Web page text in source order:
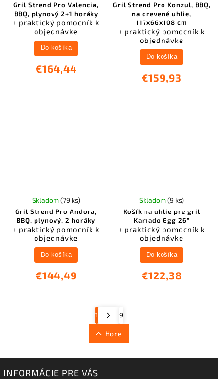
Gril Strend Pro Valencia,
BBQ, plynový 2+1 horáky
+ praktický pomocník k
objednávke
€164,44
Do košíka
Gril Strend Pro Konzul, BBQ,
na drevené uhlie,
117x66x108 cm
+ praktický pomocník k
objednávke
€159,93
Do košíka
Gril Strend Pro Andora,
BBQ, plynový, 2 horáky
+ praktický pomocník k
objednávke
Skladom(79 ks)
€144,49
Do košíka
Košík na uhlie pre gril
Kamado Egg 26"
+ praktický pomocník k
objednávke
Skladom(9 ks)
€122,38
Do košíka
1 9
Hore
INFORMÁCIE PRE VÁS